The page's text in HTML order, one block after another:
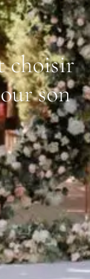
choisir
son